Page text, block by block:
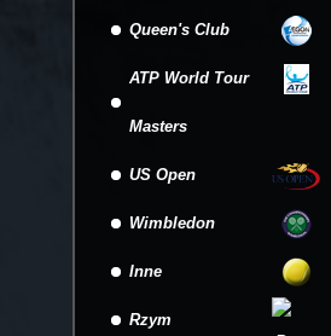
Queen's Club
ATP World Tour
Masters
US Open
Wimbledon
Inne
Rzym